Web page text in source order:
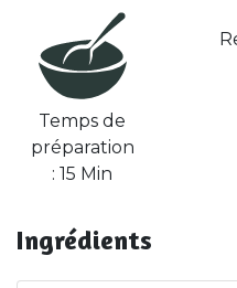
Temps de
préparation
: 15 Min
Ingrédients